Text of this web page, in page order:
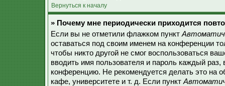
Вернуться к началу
» Почему мне периодически приходится
Если вы не отметили флажком пункт
оставаться под своим именем на конференции
чтобы никто другой не смог воспользоваться
вводить имя пользователя и пароль каждый
конференцию. Не рекомендуется делать это на
кафе, университете и т. д. Если пункт